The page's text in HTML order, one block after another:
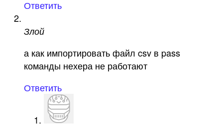
Ответить
Злой
а как импортировать файл csv в pass
команды нехера не работают
Ответить